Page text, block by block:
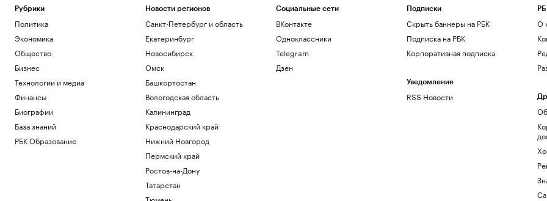
Политика
Netflix запер актера внутри билборда в
Голливуде ради рекламы фильма
Общество
The Atlantic узнал, что ответил Илон
Маск на просьбу Украины
Политика
В МВД предупредили об опасности
открытых сетей Wi-Fi
Общество
Гулявшей голой в Москве экс-
участнице «Дома-2» назначили
домашний арест
беспилотника по многоэтажному дому
Рубрики
Политика
Экономика
Общество
Бизнес
Технологии и медиа
Финансы
Биографии
База знаний
РБК Образование
Новости регионов
Санкт-Петербург и область
Екатеринбург
Новосибирск
Омск
Башкортостан
Вологодская область
Калининград
Краснодарский край
Нижний Новгород
Пермский край
Ростов-на-Дону
Татарстан
Социальные сети
ВКонтакте
Одноклассники
Telegram
Дзен
Подписки
Скрыть баннеры на РБК
Подписка на РБК
Корпоративная подписка
Уведомления
RSS Новости
О